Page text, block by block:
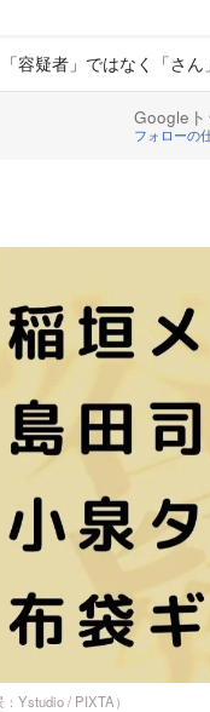
「容疑者」ではなく「さ
Google
フォローの
Ystudio / PIXTA）